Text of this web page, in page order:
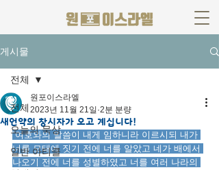
게시물
전체
오늘의 묵상
일반 아티클
전체
새언약의 창시자가 오고 계십니다!
원포이스라엘
2023년 11월 21일 2분 분량
“여호와의 말씀이 내게 임하니라 이르시되 내가
너를 모태에 짓기 전에 너를 알았고 네가 배에서
나오기 전에 너를 성별하였고 너를 여러 나라의